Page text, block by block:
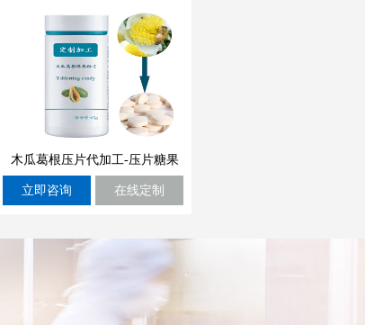
木瓜葛根压片代加工-压片糖果
OEm定制源头厂家
立即咨询 在线定制